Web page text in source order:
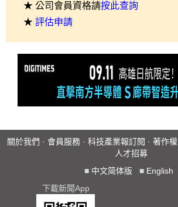
★ 公司會員資格請按此查詢
★ 評估申請
關於我們 · 會員服務 · 科技產業報訂閱 · 著作權
人才招募
■ 中文简体版 ■ English
下載新聞App